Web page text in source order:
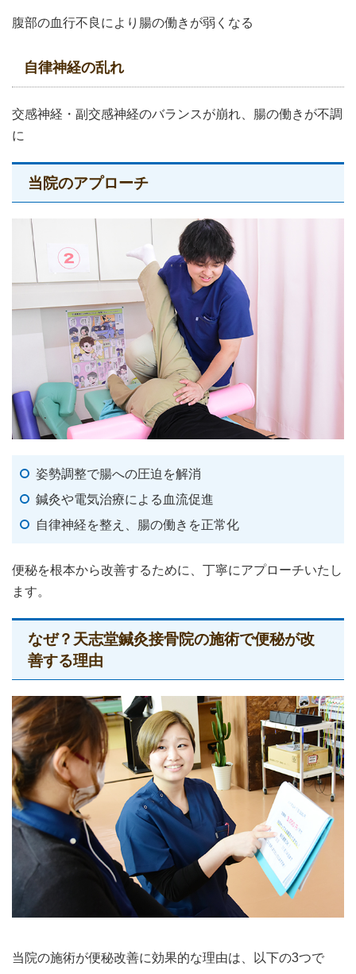
腹部の血行不良により腸の働きが弱くなる
自律神経の乱れ
交感神経・副交感神経のバランスが崩れ、腸の働きが不調
に
当院のアプローチ
姿勢調整で腸への圧迫を解消
鍼灸や電気治療による血流促進
自律神経を整え、腸の働きを正常化
便秘を根本から改善するために、丁寧にアプローチいたし
ます。
なぜ？天志堂鍼灸接骨院の施術で便秘が改
善する理由
当院の施術が便秘改善に効果的な理由は、以下の3つで